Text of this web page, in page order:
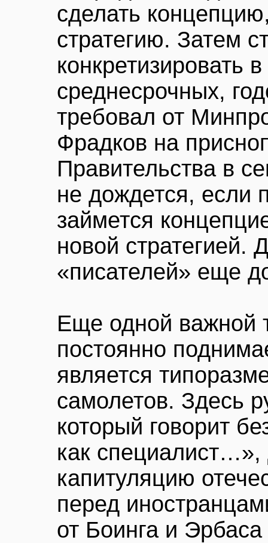
сделать
стратегию. Затем
конкретизировать
среднесрочных,
требовал от
Фрадков на
Правительства в
не дождется, если
займется
новой стратегией.
«писателей» еще
Еще одной важной
постоянно
является
самолетов. Здесь
который говорит
как специалист…»,
капитуляцию
перед
от Боинга и